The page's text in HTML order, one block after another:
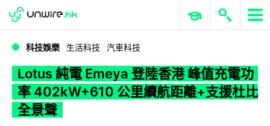
WWDC 2026 ERP 與商業 AI
科技娛樂 生活科技 汽車科技
Lotus 純電 Emeya 登陸香港 峰值充電功
率 402kW+610 公里續航距離+支援杜比
全景聲